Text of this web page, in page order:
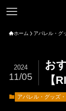
ホーム アパレル・グ
お
【
2024
11/05
アパレル・グッズ